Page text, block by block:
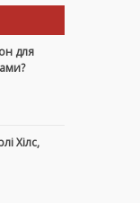
для
Хілс,